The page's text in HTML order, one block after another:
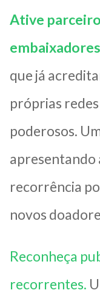
Ative
que já
próprias
poderosos.
apresentando
recorrência
novos
Reconheça
recorrentes.